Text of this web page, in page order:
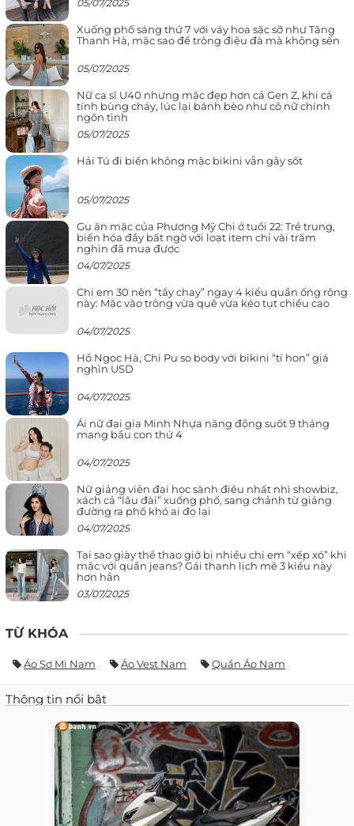
05/07/2025
Xuống phố sáng thứ 7 với váy hoa sặc sỡ như Tăng
Thanh Hà, mặc sao để trông điệu đà mà không sến
05/07/2025
Nữ ca sĩ U40 nhưng mặc đẹp hơn cả Gen Z, khi cá
tính bùng cháy, lúc lại bánh bèo như cô nữ chính
ngôn tình
05/07/2025
Hải Tú đi biển không mặc bikini vẫn gây sốt
05/07/2025
Gu ăn mặc của Phương Mỹ Chi ở tuổi 22: Trẻ trung,
biến hóa đầy bất ngờ với loạt item chỉ vài trăm
nghìn đã mua được
04/07/2025
Chị em 30 nên “tẩy chay” ngay 4 kiểu quần ống rộng
này: Mặc vào trông vừa quê vừa kéo tụt chiều cao
04/07/2025
Hồ Ngọc Hà, Chi Pu so body với bikini “tí hon” giá
nghìn USD
04/07/2025
Ái nữ đại gia Minh Nhựa năng động suốt 9 tháng
mang bầu con thứ 4
04/07/2025
Nữ giảng viên đại học sành điệu nhất nhì showbiz,
xách cả “lâu đài” xuống phố, sang chảnh từ giảng
đường ra phố khó ai đọ lại
04/07/2025
Tại sao giày thể thao giờ bị nhiều chị em “xếp xó” khi
mặc với quần jeans? Gái thanh lịch mê 3 kiểu này
hơn hẳn
03/07/2025
TỪ KHÓA
Áo Sơ Mi Nam Áo Vest Nam Quần Áo Nam
Thông tin nổi bật